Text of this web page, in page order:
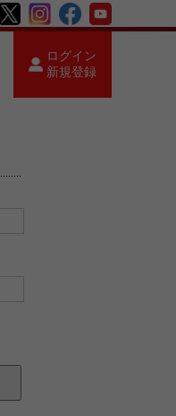
ログイン
新規登録